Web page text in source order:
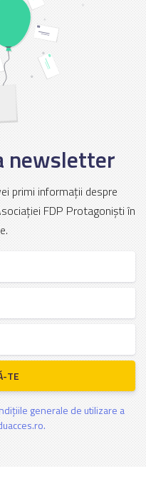
newsletter
primi informații despre
FDP Protagoniști în
TE
generale de utilizare a